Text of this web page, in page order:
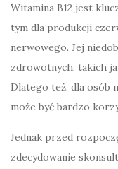
Witamina B12 jest
tym dla produkcji
nerwowego. Jej
zdrowotnych, takich
Dlatego też, dla osób
może być bardzo
Jednak przed
zdecydowanie